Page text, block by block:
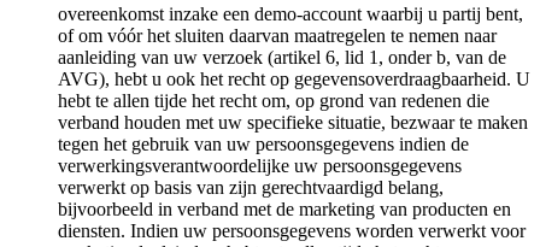
overeenkomst inzake een demo-account waarbij u partij bent,
of om vóór het sluiten daarvan maatregelen te nemen naar
aanleiding van uw verzoek (artikel 6, lid 1, onder b, van de
AVG), hebt u ook het recht op gegevensoverdraagbaarheid. U
hebt te allen tijde het recht om, op grond van redenen die
verband houden met uw specifieke situatie, bezwaar te maken
tegen het gebruik van uw persoonsgegevens indien de
verwerkingsverantwoordelijke uw persoonsgegevens
verwerkt op basis van zijn gerechtvaardigd belang,
bijvoorbeeld in verband met de marketing van producten en
diensten. Indien uw persoonsgegevens worden verwerkt voor